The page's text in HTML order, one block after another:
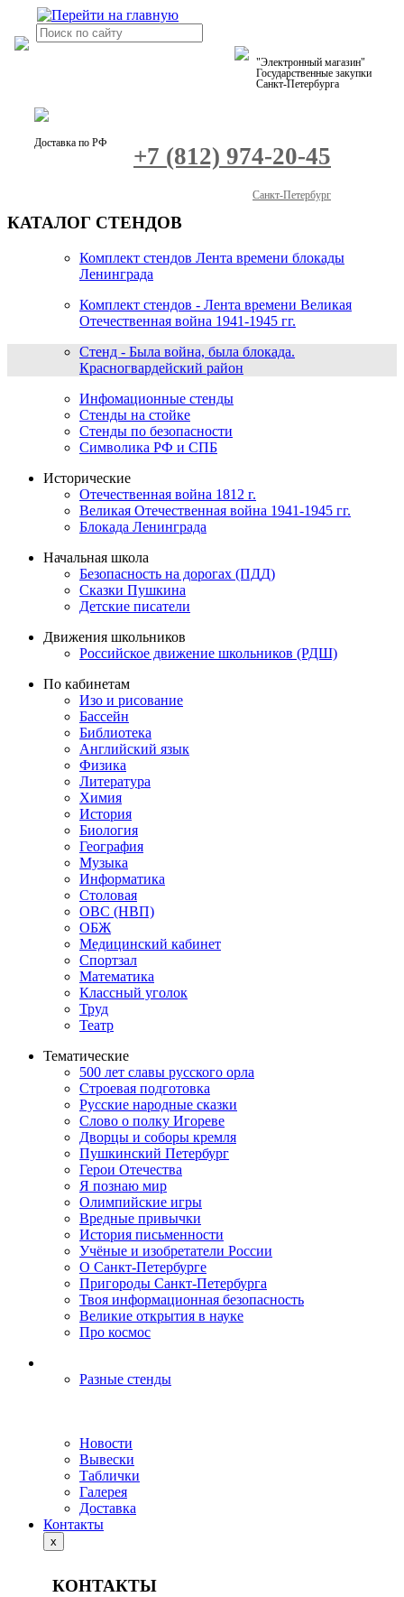
"Электронный магазин"
Государственные закупки
Санкт-Петербурга
Доставка по РФ +7 (812) 974-20-45
Санкт-Петербург
КАТАЛОГ СТЕНДОВ
Комплект стендов Лента времени блокады
Ленинграда
Комплект стендов - Лента времени Великая
Отечественная война 1941-1945 гг.
Стенд - Была война, была блокада.
Красногвардейский район
Инфомационные стенды
Стенды на стойке
Стенды по безопасности
Символика РФ и СПБ
Исторические
Отечественная война 1812 г.
Великая Отечественная война 1941-1945 гг.
Блокада Ленинграда
Начальная школа
Безопасность на дорогах (ПДД)
Сказки Пушкина
Детские писатели
Движения школьников
Российское движение школьников (РДШ)
По кабинетам
Изо и рисование
Бассейн
Библиотека
Английский язык
Физика
Литература
Химия
История
Биология
География
Музыка
Информатика
Столовая
ОВС (НВП)
ОБЖ
Медицинский кабинет
Спортзал
Математика
Классный уголок
Труд
Театр
Тематические
500 лет славы русского орла
Строевая подготовка
Русские народные сказки
Слово о полку Игореве
Дворцы и соборы кремля
Пушкинский Петербург
Герои Отечества
Я познаю мир
Олимпийские игры
Вредные привычки
История письменности
Учёные и изобретатели России
О Санкт-Петербурге
Пригороды Санкт-Петербурга
Твоя информационная безопасность
Великие открытия в науке
Про космос
Разные стенды
Новости
Вывески
Таблички
Галерея
Доставка
Контакты
x
КОНТАКТЫ